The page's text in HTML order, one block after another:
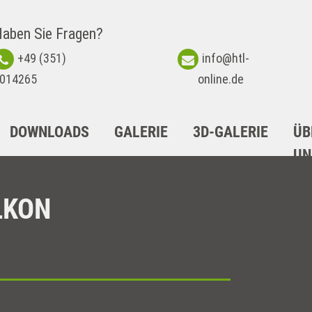
Sie Fragen?
+49 (351)
info@htl-
online.de
DOWNLOADS GALERIE 3D-GALERIE